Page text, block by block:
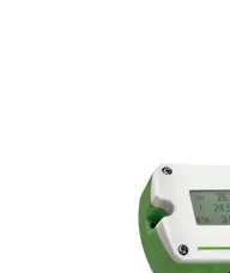
kanaalmodellen
voor vochtigheid